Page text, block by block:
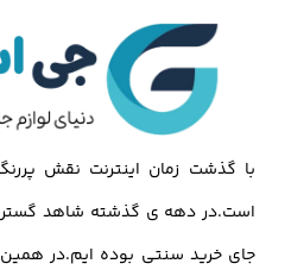
با گذشت زمان اینترنت نقش
است.در دهه ی گذشته شاهد
جای خرید سنتی بوده ایم.در همین